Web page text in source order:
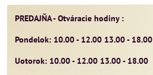
PREDAJŇA - Otváracie hodiny :
Pondelok: 10.00 - 12.00 13.00 - 18.00
Uotorok: 10.00 - 12.00 13.00 - 18.00